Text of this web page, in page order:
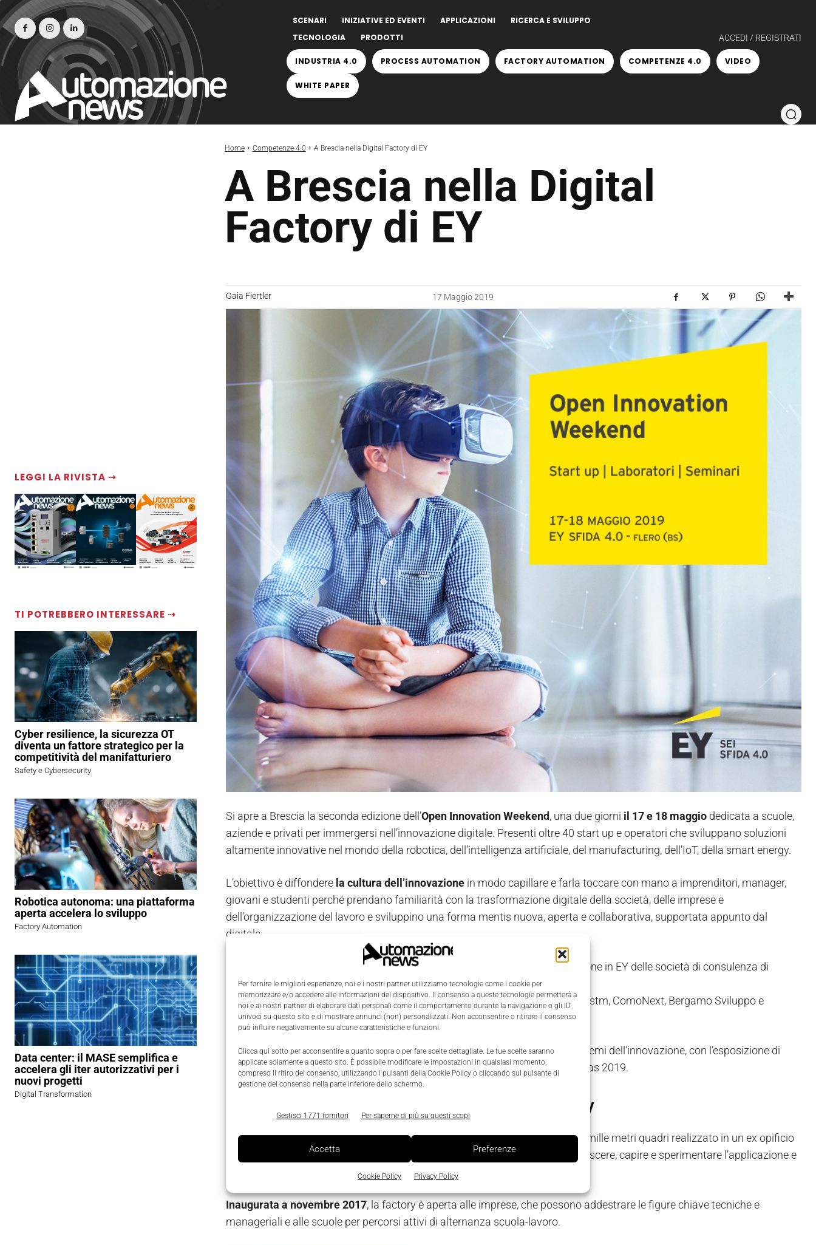
Per fornire le migliori esperienze, noi e i nostri partner utilizziamo tecnologie come i cookie per
memorizzare e/o accedere alle informazioni del dispositivo. Il consenso a queste tecnologie permetterà a
noi e ai nostri partner di elaborare dati personali come il comportamento durante la navigazione o gli ID
univoci su questo sito e di mostrare annunci (non) personalizzati. Non acconsentire o ritirare il consenso
può influire negativamente su alcune caratteristiche e funzioni.
Clicca qui sotto per acconsentire a quanto sopra o per fare scelte dettagliate. Le tue scelte saranno
applicate solamente a questo sito. È possibile modificare le impostazioni in qualsiasi momento,
compreso il ritiro del consenso, utilizzando i pulsanti della Cookie Policy o cliccando sul pulsante di
gestione del consenso nella parte inferiore dello schermo.
Gestisci 1771 fornitori Per saperne di più su questi scopi
Accetta Preferenze
Cookie Policy Privacy Policy
SCENARI INIZIATIVE ED EVENTI APPLICAZIONI
RICERCA E SVILUPPO
TECNOLOGIA
PRODOTTI ACCEDI / REGISTRATI
INDUSTRIA 4.0 PROCESS AUTOMATION FACTORY AUTOMATION COMPETENZE 4.0 VIDEO
WHITE PAPER
Home Competenze 4.0 A Brescia nella Digital Factory di EY
A Brescia nella Digital
Factory di EY
LEGGI LA RIVISTA ⇢
TI POTREBBERO INTERESSARE ⇢
Cyber resilience, la sicurezza OT
diventa un fattore strategico per la
competitività del manifatturiero
Safety e Cybersecurity
Robotica autonoma: una piattaforma
aperta accelera lo sviluppo
Factory Automation
Data center: il MASE semplifica e
accelera gli iter autorizzativi per i
nuovi progetti
Digital Transformation
Gaia Fiertler 17 Maggio 2019
Si apre a Brescia la seconda edizione dell’Open Innovation Weekend, una due giorni il 17 e 18 maggio dedicata a scuole,
aziende e privati per immergersi nell’innovazione digitale. Presenti oltre 40 start up e operatori che sviluppano soluzioni
altamente innovative nel mondo della robotica, dell’intelligenza artificiale, del manufacturing, dell’IoT, della smart energy.
L’obiettivo è diffondere la cultura dell’innovazione in modo capillare e farla toccare con mano a imprenditori, manager,
giovani e studenti perché prendano familiarità con la trasformazione digitale della società, delle imprese e
dell’organizzazione del lavoro e sviluppino una forma mentis nuova, aperta e collaborativa, supportata appunto dal
digitale.
EY Sei Sfida 4.0
, che prende il nome dall’integrazione in EY delle società di consulenza di
Brescia Sei Consulting e Sfida 4.0 ed è
in partnership con il Gruppo Giovani di Confindustria Lombardia, InnexHub, Cstm, ComoNext, Bergamo Sviluppo e
Endeavor.
Sarà un weekend di workshop, conferenze e laboratori dedicati ai più attuali temi dell’innovazione, con l’esposizione di
start uptecnologiche italiane, molte delle quali partecipanti al Ces di Las Vegas 2019.
Un weekend di full immersion nella Digital Factory
La location èla Digital Factory diEY Sfida 4.0, un complesso tecnologico di mille metri quadri realizzato in un ex opificio
alle porte di Brescia, che ospita tre mini fabbriche, laboratori e aule dove conoscere, capire e sperimentare l’applicazione e
Inaugurata a novembre 2017, la factory è aperta alle imprese, che possono addestrare le figure chiave tecniche e
manageriali e alle scuole per percorsi attivi di alternanza scuola-lavoro.